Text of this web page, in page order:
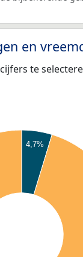
en
te
4,7%